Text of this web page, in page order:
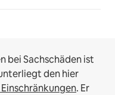
bei Sachschäden ist
den hier
. Er